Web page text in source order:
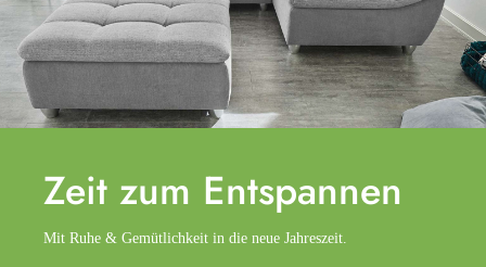
Zeit zum Entspannen
Mit Ruhe & Gemütlichkeit in die neue Jahreszeit.